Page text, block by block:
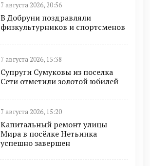
7 августа 2026, 20:56
В Добруни поздравляли
физкультурников и спортсменов
7 августа 2026, 15:38
Супруги Сумуковы из поселка
Сети отметили золотой юбилей
7 августа 2026, 15:20
Капитальный ремонт улицы
Мира в посёлке Нетьинка
успешно завершен